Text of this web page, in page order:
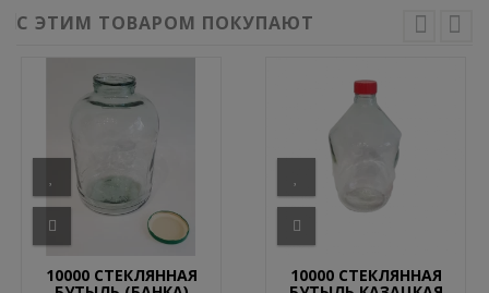
С ЭТИМ ТОВАРОМ ПОКУПАЮТ
10000 СТЕКЛЯННАЯ 10000 СТЕКЛЯННАЯ